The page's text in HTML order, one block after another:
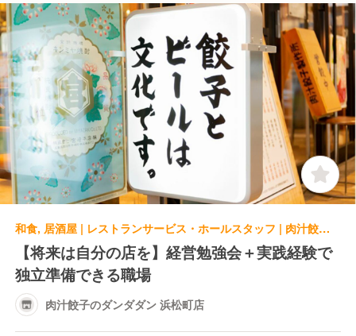
和食, 居酒屋 | レストランサービス・ホールスタッフ | 肉汁餃子のダンダダン 浜松町店
【将来は自分の店を】経営勉強会＋実践経験で
独立準備できる職場
肉汁餃子のダンダダン 浜松町店